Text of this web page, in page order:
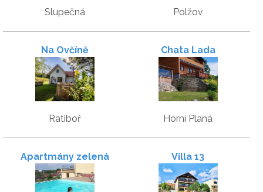
Slupečná Polžov
Na Ovčíně
Ratiboř
Chata Lada
Horní Planá
Apartmány zelená
zahrada
Villa 13